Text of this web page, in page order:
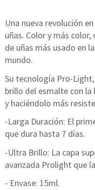
Una nueva revolución
uñas. Color y más
de uñas más usado en
mundo.
Su tecnología Pro-
brillo del esmalte con la
y haciéndolo más
-Larga Duración: El
que dura hasta 7 días.
-Ultra Brillo: La capa
avanzada Prolight que
- Envase: 15ml.